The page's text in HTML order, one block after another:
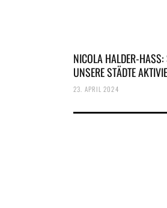
NICOLA HALDER-
UNSERE STÄDTE
23. APRIL 2024